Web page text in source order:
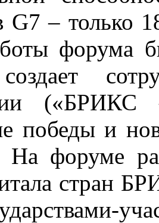
G7 – только
форума
победы и
На форуме
стран